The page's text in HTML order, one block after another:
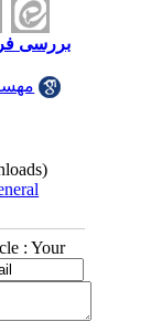
بررسی
: Your